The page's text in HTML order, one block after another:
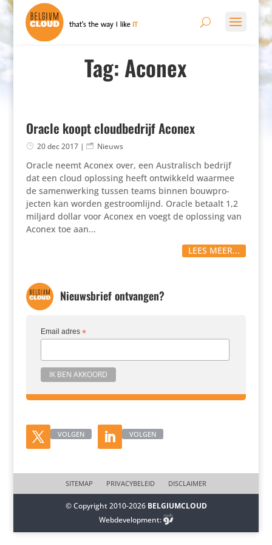
Tag: Aconex
Oracle koopt cloudbedrijf Aconex
20 dec 2017| Nieuws
Oracle neemt Aconex over, een Austra­lisch bedrijf
dat een cloud oplossing heeft ontwik­keld waarmee
de samen­wer­king tussen teams binnen bouw­pro­
jecten kan worden gestroom­lijnd. Oracle betaalt 1,2
miljard dollar voor Aconex en voegt de oplossing van
Aconex toe aan...
LEES MEER...
Nieuwsbrief ontvangen?
Email adres *
VOLGEN VOLGEN
SITEMAP PRIVACYBELEID DISCLAIMER
© Copyright 2010-2026 BELGIUMCLOUD
Webdevelopment: